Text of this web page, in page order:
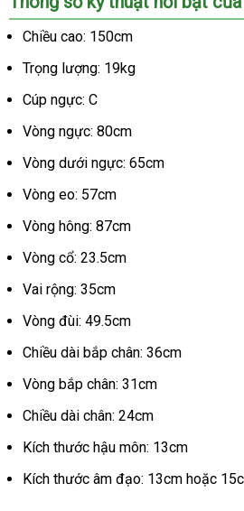
Chiều cao: 150cm
Trọng lượng: 19kg
Cúp ngực: C
Vòng ngực: 80cm
Vòng dưới ngực: 65cm
Vòng eo: 57cm
Vòng hông: 87cm
Vòng cổ: 23.5cm
Vai rộng: 35cm
Vòng đùi: 49.5cm
Chiều dài bắp chân: 36cm
Vòng bắp chân: 31cm
Chiều dài chân: 24cm
Kích thước hậu môn: 13cm
Kích thước âm đạo: 13cm hoặc